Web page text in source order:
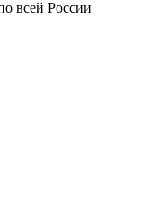
всей России